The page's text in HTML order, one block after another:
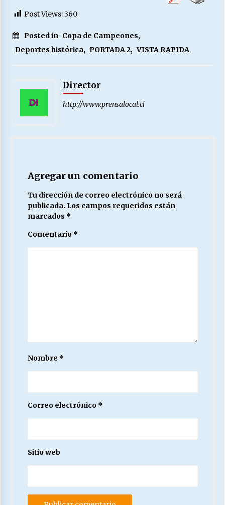
Post Views:360
Posted in Copa de Campeones,
Deportes histórica, PORTADA 2, VISTA RAPIDA
Director
http://www.prensalocal.cl
Agregar un comentario
Tu dirección de correo electrónico no será
publicada. Los campos requeridos están
marcados *
Comentario *
Nombre *
Correo electrónico *
Sitio web